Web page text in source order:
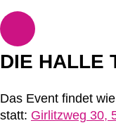
DIE HALLE
Das Event findet
statt: Girlitzweg 30,